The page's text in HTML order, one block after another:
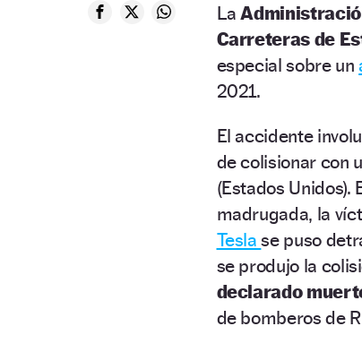
La
Carreteras de
especial sobre un
2021.
El accidente
de colisionar con
(Estados Unidos).
madrugada, la
Teslase puso
se produjo la
declarado
de bomberos de